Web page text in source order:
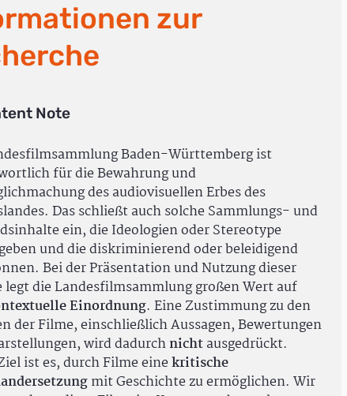
zur
Note
Baden-Württemberg ist
für die Bewahrung und
des audiovisuellen Erbes des
Das schließt auch solche Sammlungs- und
ein, die Ideologien oder Stereotype
und die diskriminierend oder beleidigend
Bei der Präsentation und Nutzung dieser
die Landesfilmsammlung großen Wert auf
Einordnung. Eine Zustimmung zu den
der Filme, einschließlich Aussagen, Bewertungen
wird dadurchnichtausgedrückt.
ist es, durch Filme einekritische
mit Geschichte zu ermöglichen. Wir